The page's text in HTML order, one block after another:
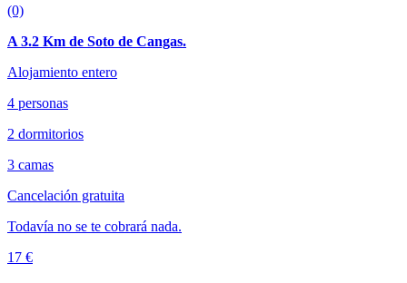
(0)
A 3.2 Km de Soto de Cangas.
Alojamiento entero
4 personas
2 dormitorios
3 camas
Cancelación gratuita
Todavía no se te cobrará nada.
17 €